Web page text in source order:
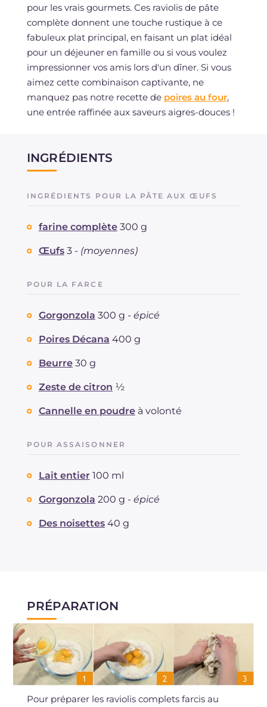
pour les vrais gourmets. Ces raviolis de pâte
complète donnent une touche rustique à ce
fabuleux plat principal, en faisant un plat idéal
pour un déjeuner en famille ou si vous voulez
impressionner vos amis lors d'un dîner. Si vous
aimez cette combinaison captivante, ne
manquez pas notre recette de poires au four,
une entrée raffinée aux saveurs aigres-douces !
INGRÉDIENTS
INGRÉDIENTS POUR LA PÂTE AUX ŒUFS
farine complète 300 g
Œufs 3 - (moyennes)
POUR LA FARCE
Gorgonzola 300 g - épicé
Poires Décana 400 g
Beurre 30 g
Zeste de citron ½
Cannelle en poudre à volonté
POUR ASSAISONNER
Lait entier 100 ml
Gorgonzola 200 g - épicé
Des noisettes 40 g
PRÉPARATION
Pour préparer les raviolis complets farcis au